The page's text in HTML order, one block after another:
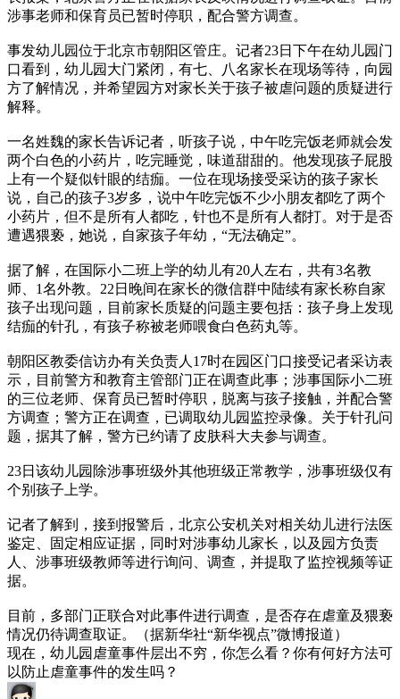
涉事老师和保育员已暂时停职，配合警方调查。
事发幼儿园位于北京市朝阳区管庄。记者23日下午在幼儿园门
口看到，幼儿园大门紧闭，有七、八名家长在现场等待，向园
方了解情况，并希望园方对家长关于孩子被虐问题的质疑进行
解释。
一名姓魏的家长告诉记者，听孩子说，中午吃完饭老师就会发
两个白色的小药片，吃完睡觉，味道甜甜的。他发现孩子屁股
上有一个疑似针眼的结痂。一位在现场接受采访的孩子家长
说，自己的孩子3岁多，说中午吃完饭不少小朋友都吃了两个
小药片，但不是所有人都吃，针也不是所有人都打。对于是否
遭遇猥亵，她说，自家孩子年幼，“无法确定”。
据了解，在国际小二班上学的幼儿有20人左右，共有3名教
师、1名外教。22日晚间在家长的微信群中陆续有家长称自家
孩子出现问题，目前家长质疑的问题主要包括：孩子身上发现
结痂的针孔，有孩子称被老师喂食白色药丸等。
朝阳区教委信访办有关负责人17时在园区门口接受记者采访表
示，目前警方和教育主管部门正在调查此事；涉事国际小二班
的三位老师、保育员已暂时停职，脱离与孩子接触，并配合警
方调查；警方正在调查，已调取幼儿园监控录像。关于针孔问
题，据其了解，警方已约请了皮肤科大夫参与调查。
23日该幼儿园除涉事班级外其他班级正常教学，涉事班级仅有
个别孩子上学。
记者了解到，接到报警后，北京公安机关对相关幼儿进行法医
鉴定、固定相应证据，同时对涉事幼儿家长，以及园方负责
人、涉事班级教师等进行询问、调查，并提取了监控视频等证
据。
目前，多部门正联合对此事件进行调查，是否存在虐童及猥亵
情况仍待调查取证。（据新华社“新华视点”微博报道）
现在，幼儿园虐童事件层出不穷，你怎么看？你有何好方法可
以防止虐童事件的发生吗？